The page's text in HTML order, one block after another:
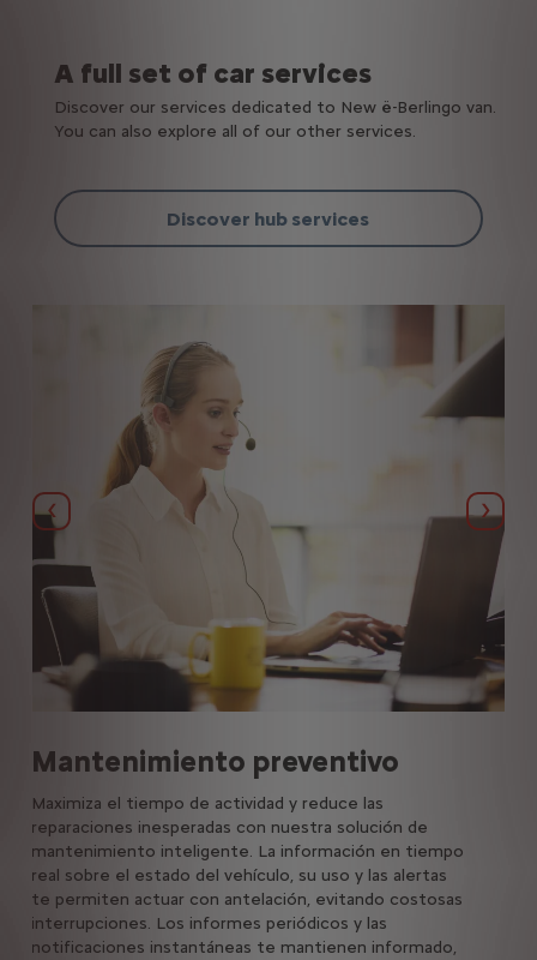
A full set of car services
Discover our services dedicated to New ë-Berlingo van.
You can also explore all of our other services.
Discover hub services
Anterior
Mantenimiento preventivo
Maximiza el tiempo de actividad y reduce las
reparaciones inesperadas con nuestra solución de
mantenimiento inteligente. La información en tiempo
real sobre el estado del vehículo, su uso y las alertas
te permiten actuar con antelación, evitando costosas
interrupciones. Los informes periódicos y las
notificaciones instantáneas te mantienen informado,